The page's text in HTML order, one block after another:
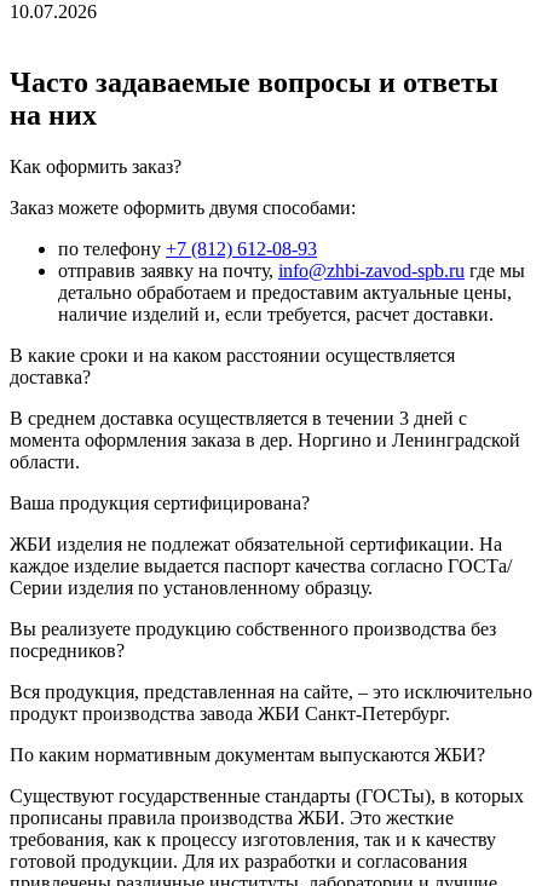
10.07.2026
Часто задаваемые вопросы и ответы
на них
Как оформить заказ?
Заказ можете оформить двумя способами:
по телефону +7 (812) 612-08-93
отправив заявку на почту, info@zhbi-zavod-spb.ru где мы
детально обработаем и предоставим актуальные цены,
наличие изделий и, если требуется, расчет доставки.
В какие сроки и на каком расстоянии осуществляется
доставка?
В среднем доставка осуществляется в течении 3 дней с
момента оформления заказа в дер. Норгино и Ленинградской
области.
Ваша продукция сертифицирована?
ЖБИ изделия не подлежат обязательной сертификации. На
каждое изделие выдается паспорт качества согласно ГОСТа/
Серии изделия по установленному образцу.
Вы реализуете продукцию собственного производства без
посредников?
Вся продукция, представленная на сайте, – это исключительно
продукт производства завода ЖБИ Санкт-Петербург.
По каким нормативным документам выпускаются ЖБИ?
Существуют государственные стандарты (ГОСТы), в которых
прописаны правила производства ЖБИ. Это жесткие
требования, как к процессу изготовления, так и к качеству
готовой продукции. Для их разработки и согласования